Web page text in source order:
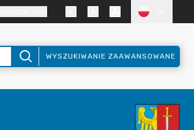
WYSZUKIWANIE ZAAWANSOWANE